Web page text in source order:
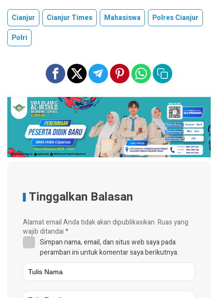
Cianjur Cianjur Times Mahasiswa
Polres Cianjur
Polri
Tinggalkan Balasan
Alamat email Anda tidak akan dipublikasikan.Ruas yang
wajib ditandai*
Simpan nama, email, dan situs web saya pada
peramban ini untuk komentar saya berikutnya.